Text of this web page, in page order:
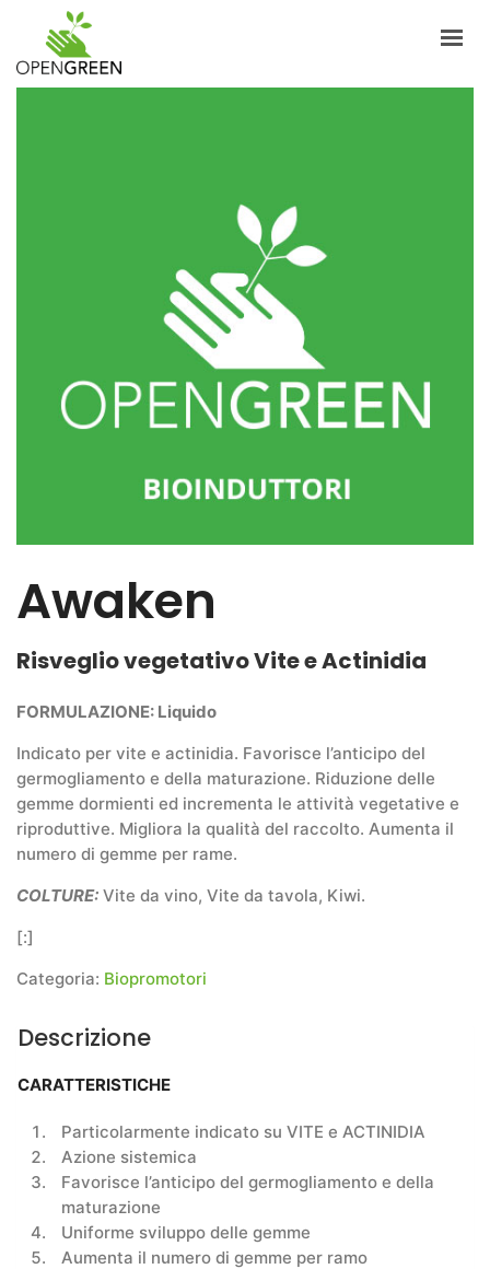
Awaken
Risveglio vegetativo Vite e Actinidia
FORMULAZIONE: Liquido
Indicato per vite e actinidia. Favorisce l’anticipo del
germogliamento e della maturazione. Riduzione delle
gemme dormienti ed incrementa le attività vegetative e
riproduttive. Migliora la qualità del raccolto. Aumenta il
numero di gemme per rame.
COLTURE: Vite da vino, Vite da tavola, Kiwi.
[:]
Categoria: Biopromotori
Descrizione
CARATTERISTICHE
Particolarmente indicato su VITE e ACTINIDIA
Azione sistemica
Favorisce l’anticipo del germogliamento e della
maturazione
Uniforme sviluppo delle gemme
Aumenta il numero di gemme per ramo